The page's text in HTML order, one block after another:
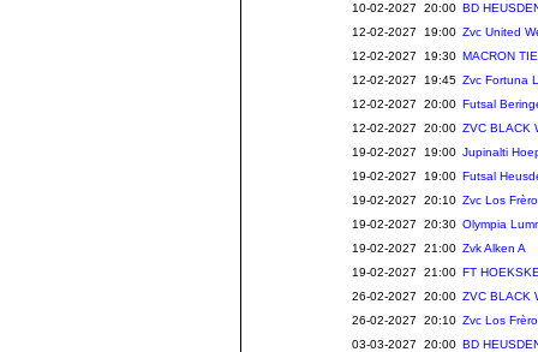
10-02-2027 20:00 BD
12-02-2027 19:00 Zvc United
12-02-2027 19:30 MACRON
12-02-2027 19:45 Zvc Fortuna
12-02-2027 20:00 Futsal
12-02-2027 20:00 ZVC BLACK
19-02-2027 19:00 Jupinalti
19-02-2027 19:00 Futsal
19-02-2027 20:10 Zvc Los
19-02-2027 20:30 Olympia
19-02-2027 21:00 Zvk Alken A
19-02-2027 21:00 FT
26-02-2027 20:00 ZVC BLACK
26-02-2027 20:10 Zvc Los
03-03-2027 20:00 BD